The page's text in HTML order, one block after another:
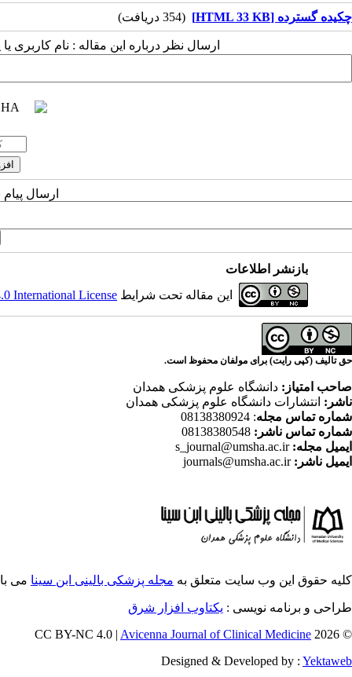
چکیده گسترده [HTML 33 KB] (354 دریافت)
ارسال نظر درباره این مقاله : نام کاربری
ارسال
بازنشر اطلاعات
این مقاله تحت شرایط International License
حق تالیف (کپی رایت) برای مولفان محفوظ است.
صاحب امتیاز: دانشگاه علوم پزشکی همدان
ناشر: انتشارات دانشگاه علوم پزشکی همدان
شماره تماس مجله: 08138380924
شماره تماس ناشر:
ایمیل مجله: s_journal@umsha.ac.ir
ایمیل ناشر: journals@umsha.ac.ir
کلیه حقوق این وب سایت متعلق به مجله پزشکی بالینی ابن سینا می
طراحی و برنامه نویسی : یکتاوب افزار شرق
© 2026 CC BY-NC 4.0 |
Avicenna Journal of Clinical Medicine
Designed & Developed by : Yektaweb